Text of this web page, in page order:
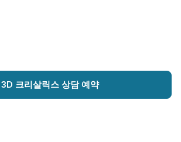
3D 크리살릭스 상담 예약